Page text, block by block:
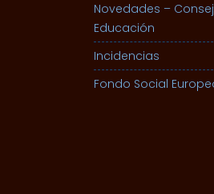
Novedades –
Educación
Incidencias
Fondo Social